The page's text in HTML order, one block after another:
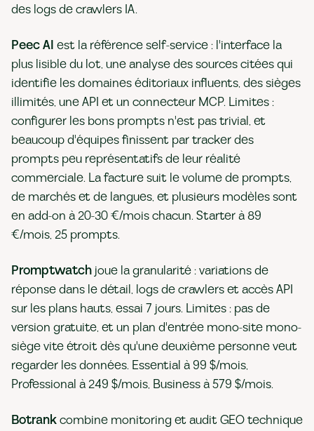
des logs de crawlers IA.
Peec AI est la référence self-service : l'interface la
plus lisible du lot, une analyse des sources citées qui
identifie les domaines éditoriaux influents, des sièges
illimités, une API et un connecteur MCP. Limites :
configurer les bons prompts n'est pas trivial, et
beaucoup d'équipes finissent par tracker des
prompts peu représentatifs de leur réalité
commerciale. La facture suit le volume de prompts,
de marchés et de langues, et plusieurs modèles sont
en add-on à 20-30 €/mois chacun. Starter à 89
€/mois, 25 prompts.
Promptwatchjoue la granularité : variations de
réponse dans le détail, logs de crawlers et accès API
sur les plans hauts, essai 7 jours. Limites : pas de
version gratuite, et un plan d'entrée mono-site mono-
siège vite étroit dès qu'une deuxième personne veut
regarder les données. Essential à 99 $/mois,
Professional à 249 $/mois, Business à 579 $/mois.
Botrankcombine monitoring et audit GEO technique